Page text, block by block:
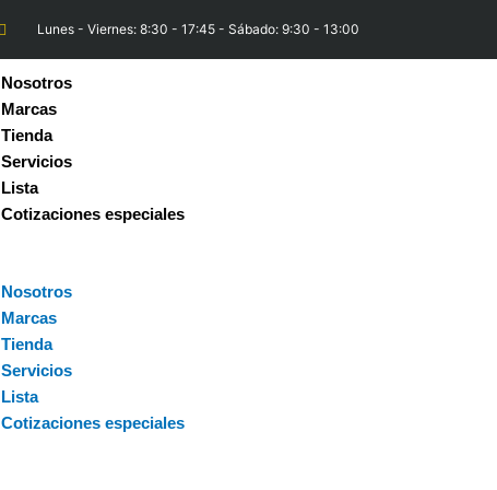
Lunes - Viernes: 8:30 - 17:45 - Sábado: 9:30 - 13:00
Nosotros
Marcas
Tienda
Servicios
Lista
Cotizaciones especiales
Nosotros
Marcas
Tienda
Servicios
Lista
Cotizaciones especiales